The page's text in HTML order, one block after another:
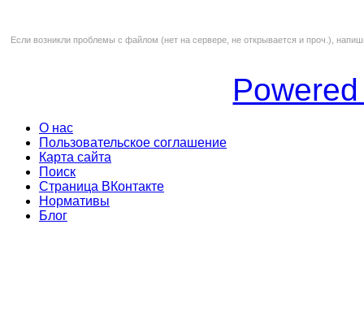
Если возникли проблемы с файлом (нет на сервере, не открывается и проч.),
О нас
Пользовательское соглашение
Карта сайта
Поиск
Страница ВКонтакте
Нормативы
Блог